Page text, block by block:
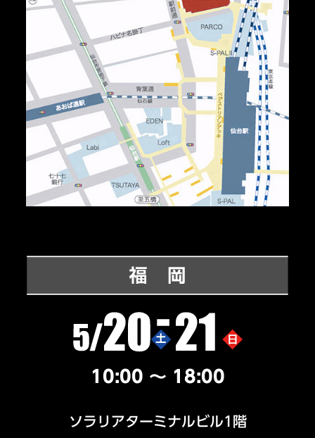
10:00 ～ 18:00
ソラリアターミナルビル1階